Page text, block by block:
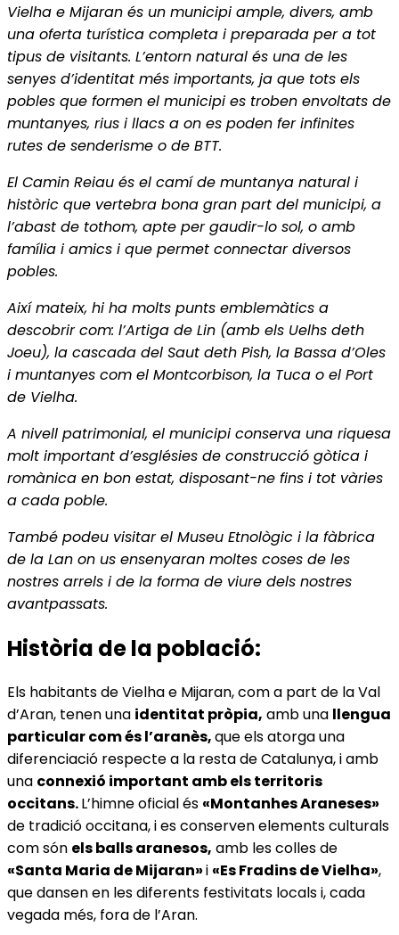
Vielha e Mijaran és un municipi ample, divers, amb
una oferta turística completa i preparada per a tot
tipus de visitants. L’entorn natural és una de les
senyes d’identitat més importants, ja que tots els
pobles que formen el municipi es troben envoltats de
muntanyes, rius i llacs a on es poden fer infinites
rutes de senderisme o de BTT.
El Camin Reiau és el camí de muntanya natural i
històric que vertebra bona gran part del municipi, a
l’abast de tothom, apte per gaudir-lo sol, o amb
família i amics i que permet connectar diversos
pobles.
Així mateix, hi ha molts punts emblemàtics a
descobrir com: l’Artiga de Lin (amb els Uelhs deth
Joeu), la cascada del Saut deth Pish, la Bassa d’Oles
i muntanyes com el Montcorbison, la Tuca o el Port
de Vielha.
A nivell patrimonial, el municipi conserva una riquesa
molt important d’esglésies de construcció gòtica i
romànica en bon estat, disposant-ne fins i tot vàries
a cada poble.
També podeu visitar el Museu Etnològic i la fàbrica
de la Lan on us ensenyaran moltes coses de les
nostres arrels i de la forma de viure dels nostres
avantpassats.
Història de la població:
Els habitants de Vielha e Mijaran, com a part de la Val
d’Aran, tenen una identitat pròpia, amb una llengua
particular com és l’aranès,que els atorga una
diferenciació respecte a la resta de Catalunya, i amb
una connexió important amb els territoris
occitans.L’himne oficial és «Montanhes Araneses»
de tradició occitana, i es conserven elements culturals
com són els balls aranesos, amb les colles de
«Santa Maria de Mijaran»i «Es Fradins de Vielha»,
que dansen en les diferents festivitats locals i, cada
vegada més, fora de l’Aran.